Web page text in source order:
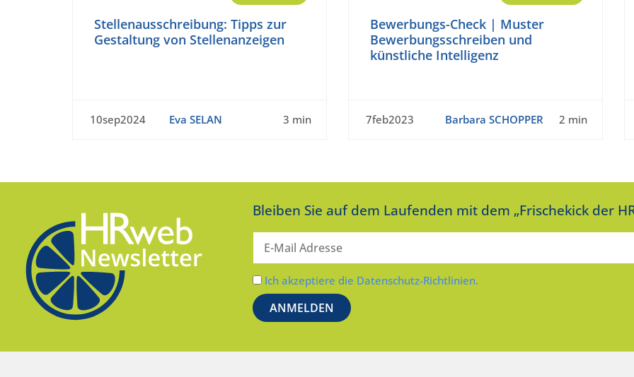
Stellenausschreibung: Tipps zur
Gestaltung von Stellenanzeigen
10sep2024 Eva SELAN 3 min
Bewerbungs-Check | Muster
Bewerbungsschreiben und
künstliche Intelligenz
7feb2023 Barbara SCHOPPER 2 min
Bleiben Sie auf dem Laufenden mit dem „Frischekick der
Ich akzeptiere die Datenschutz-Richtlinien.